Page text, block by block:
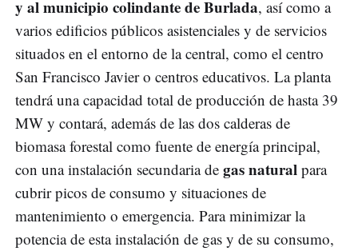
y al municipio colindante de Burlada, así como a
varios edificios públicos asistenciales y de servicios
situados en el entorno de la central, como el centro
San Francisco Javier o centros educativos. La planta
tendrá una capacidad total de producción de hasta 39
MW y contará, además de las dos calderas de
biomasa forestal como fuente de energía principal,
con una instalación secundaria de gas natural para
cubrir picos de consumo y situaciones de
mantenimiento o emergencia. Para minimizar la
potencia de esta instalación de gas y de su consumo,